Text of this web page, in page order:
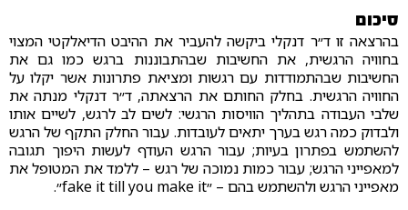
סיכום
בהרצאה זו ד״ר דנקלי ביקשה להעביר את ההיבט הדיאלקטי המצוי
בחוויה הרגשית, את החשיבות שבהתבוננות ברגש כמו גם את
החשיבות שבהתמודדות עם רגשות ומציאת פתרונות אשר יקלו על
החוויה הרגשית. בחלק החותם את הרצאתה, ד״ר דנקלי מנתה את
שלבי העבודה בתהליך הוויסות הרגשי: לשים לב לרגש, לשיים אותו
ולבדוק כמה רגש בערך יתאים לעובדות. עבור החלק התקף של הרגש
להשתמש בפתרון בעיות; עבור הרגש העודף לעשות היפוך תגובה
למאפייני הרגש; עבור כמות נמוכה של רגש – ללמד את המטופל את
מאפייני הרגש ולהשתמש בהם – ״fake it till you make it״.